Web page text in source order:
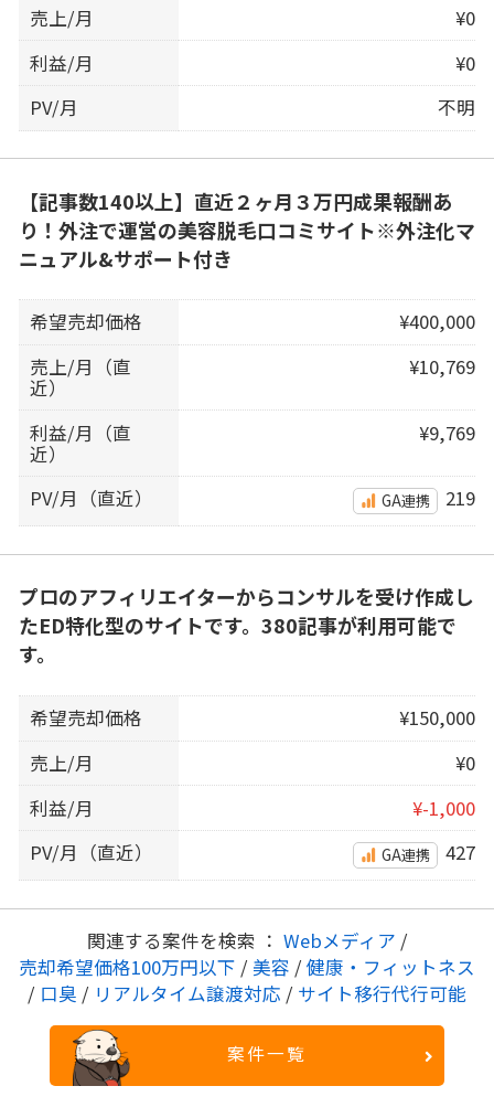
売上/月
¥0
利益/月
¥0
PV/月
不明
【記事数140以上】直近２ヶ月３万円成果報酬あ
り！外注で運営の美容脱毛口コミサイト※外注化マ
ニュアル&サポート付き
希望売却価格
¥400,000
売上/月（直
近）
¥10,769
利益/月（直
近）
¥9,769
PV/月（直近） GA連携 219
プロのアフィリエイターからコンサルを受け作成し
たED特化型のサイトです。380記事が利用可能で
す。
希望売却価格
¥150,000
売上/月
¥0
利益/月
¥-1,000
PV/月（直近）
GA連携 427
関連する案件を検索 ： Webメディア /
売却希望価格100万円以下 / 美容 / 健康・フィットネス
/ 口臭 / リアルタイム譲渡対応 / サイト移行代行可能
案件一覧